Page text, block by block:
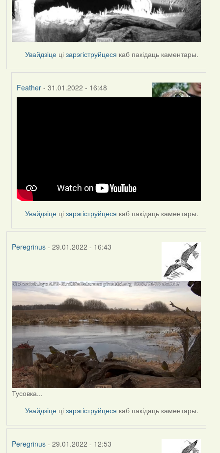
Увайдзіце цізарэгіструйцеся каб пакідаць каментары.
Feather - 31.01.2022 - 16:48
Увайдзіце цізарэгіструйцеся каб пакідаць каментары.
Peregrinus- 29.01.2022 - 16:43
Тусовка...
Увайдзіце цізарэгіструйцеся каб пакідаць каментары.
Peregrinus- 29.01.2022 - 12:53